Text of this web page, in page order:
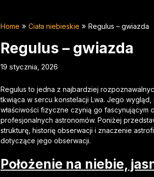
Home Ciała niebieskie Regulus – gwiazda
Regulus – gwiazda
19 stycznia, 2026
Regulus to jedna z najbardziej
tkwiąca w sercu konstelacji Lwa. Jego
właściwości fizyczne czynią go
profesjonalnych astronomów. Poniżej
strukturę, historię obserwacji i znaczenie
dotyczące jego obserwacji.
Położenie na niebie,